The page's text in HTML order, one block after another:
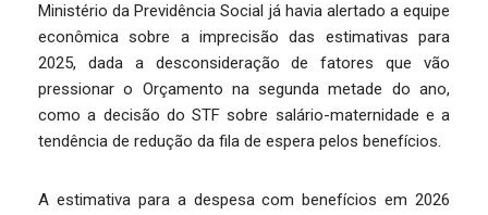
Ministério da Previdência Social já havia alertado a equipe
econômica sobre a imprecisão das estimativas para
2025, dada a desconsideração de fatores que vão
pressionar o Orçamento na segunda metade do ano,
como a decisão do STF sobre salário-maternidade e a
tendência de redução da fila de espera pelos benefícios.
A estimativa para a despesa com benefícios em 2026